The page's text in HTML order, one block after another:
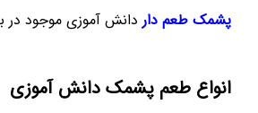
پشمک طعم داردانش آموزی موجود در
انواع طعم پشمک دانش آموزی